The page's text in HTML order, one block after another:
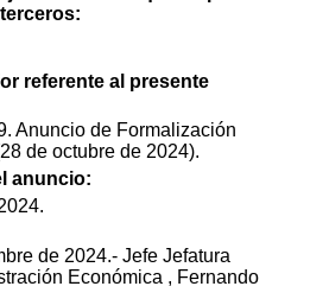
referente al presente
Anuncio de Formalización
de octubre de 2024).
anuncio:
de 2024.- Jefe Jefatura
Económica , Fernando